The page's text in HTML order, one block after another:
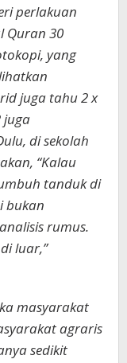
perlakuan
Quran 30
yang
juga tahu 2 x
juga
di sekolah
“Kalau
tanduk di
bukan
rumus.
luar,”
masyarakat
agraris
sedikit